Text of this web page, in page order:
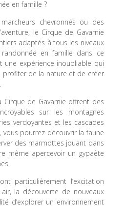
en famille ?
chevronnés ou des
le Cirque de Gavarnie
adaptés à tous les niveaux
en famille dans ce
une expérience inoubliable qui
de la nature et de créer
Cirque de Gavarnie offrent des
sur les montagnes
verdoyantes et les cascades
vous pourrez découvrir la faune
des marmottes jouant dans
même apercevoir un gypaète
particulièrement l’excitation
la découverte de nouveaux
d’explorer un environnement